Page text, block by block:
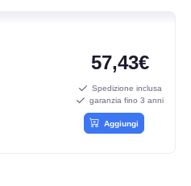
57,43€
Spedizione inclusa
garanzia fino 3 anni
Aggiungi